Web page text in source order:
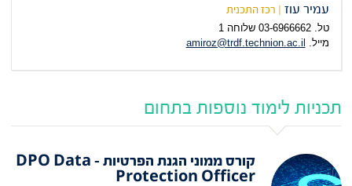
עמיר עוז | רכז התכנית
טל. 03-6966662 שלוחה 1
מייל. amiroz@trdf.technion.ac.il
תכניות לימוד נוספות בתחום
קורס ממוני הגנת הפרטיות – DPO Data
Protection Officer